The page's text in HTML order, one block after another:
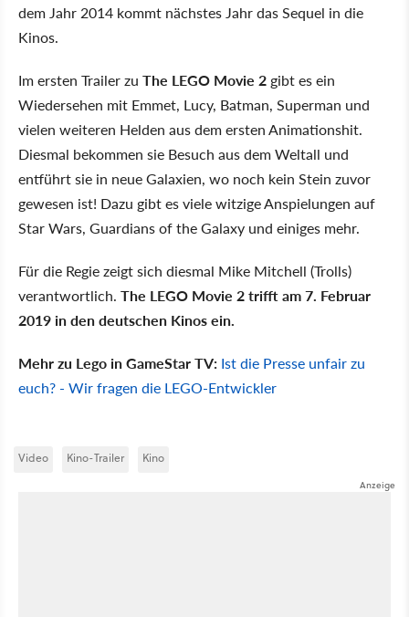
dem Jahr 2014 kommt nächstes Jahr das Sequel in die
Kinos.
Im ersten Trailer zu The LEGO Movie 2 gibt es ein
Wiedersehen mit Emmet, Lucy, Batman, Superman und
vielen weiteren Helden aus dem ersten Animationshit.
Diesmal bekommen sie Besuch aus dem Weltall und
entführt sie in neue Galaxien, wo noch kein Stein zuvor
gewesen ist! Dazu gibt es viele witzige Anspielungen auf
Star Wars, Guardians of the Galaxy und einiges mehr.
Für die Regie zeigt sich diesmal Mike Mitchell (Trolls)
verantwortlich. The LEGO Movie 2 trifft am 7. Februar
2019 in den deutschen Kinos ein.
Mehr zu Lego in GameStar TV: Ist die Presse unfair zu
euch? - Wir fragen die LEGO-Entwickler
Video Kino-Trailer Kino